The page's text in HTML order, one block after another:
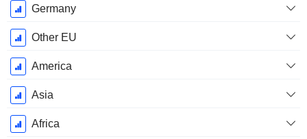
Ende d.
Geschäftsjahres:
Dezember
Germany
Other EU
America
Asia
Africa